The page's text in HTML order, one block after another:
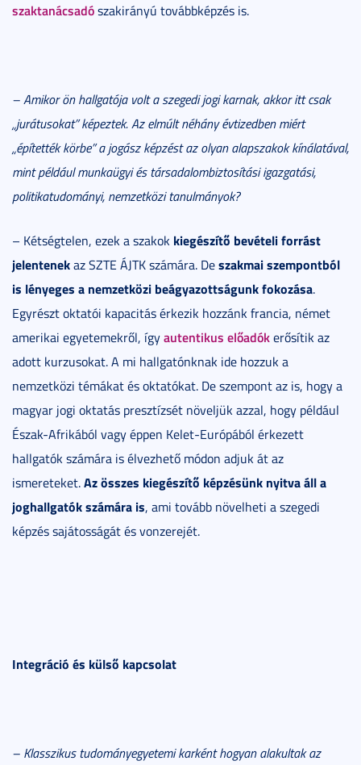
szaktanácsadószakirányú továbbképzés is.
– Amikor ön hallgatója volt a szegedi jogi karnak, akkor itt csak
„jurátusokat” képeztek. Az elmúlt néhány évtizedben miért
„építették körbe” a jogász képzést az olyan alapszakok kínálatával,
mint például munkaügyi és társadalombiztosítási igazgatási,
politikatudományi, nemzetközi tanulmányok?
– Kétségtelen, ezek a szakok kiegészítő bevételi forrást
jelentenekaz SZTE ÁJTK számára. Deszakmai szempontból
is lényeges a nemzetközi beágyazottságunk fokozása.
Egyrészt oktatói kapacitás érkezik hozzánk francia, német
amerikai egyetemekről, ígyautentikus előadókerősítik az
adott kurzusokat. A mi hallgatónknak ide hozzuk a
nemzetközi témákat és oktatókat. De szempont az is, hogy a
magyar jogi oktatás presztízsét növeljük azzal, hogy például
Észak-Afrikából vagy éppen Kelet-Európából érkezett
hallgatók számára is élvezhető módon adjuk át az
ismereteket.Az összes kiegészítő képzésünk nyitva áll a
joghallgatók számára is, ami tovább növelheti a szegedi
képzés sajátosságát és vonzerejét.
Integráció és külső kapcsolat
– Klasszikus tudományegyetemi karként hogyan alakultak az